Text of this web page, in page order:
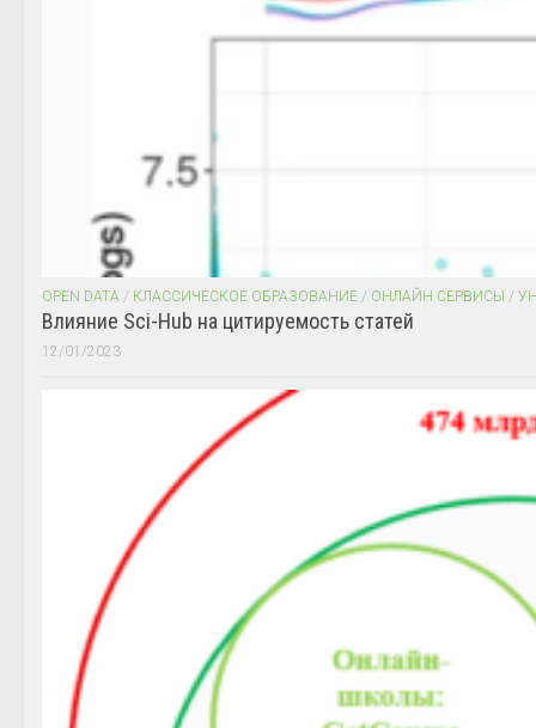
OPEN DATA / КЛАССИЧЕСКОЕ ОБРАЗОВАНИЕ / ОНЛАЙН СЕРВИСЫ /
Влияние Sci-Hub на цитируемость статей
12/01/2023